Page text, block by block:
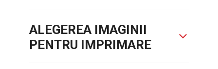
ALEGEREA IMAGINII
PENTRU IMPRIMARE